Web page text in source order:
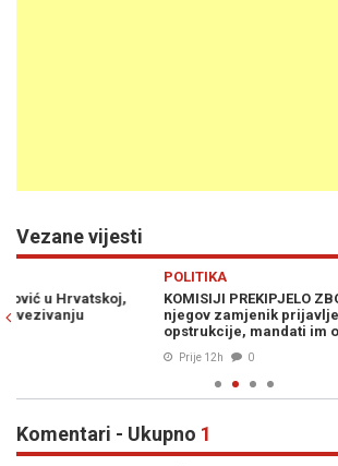
Vezane vijesti
KOMISIJI PREKIPJELO ZBOG BHANSA-e:
njegov zamjenik prijavljeni Tužilaštvu BiH
opstrukcije, mandati im odavno istekli...
Komentari - Ukupno 1